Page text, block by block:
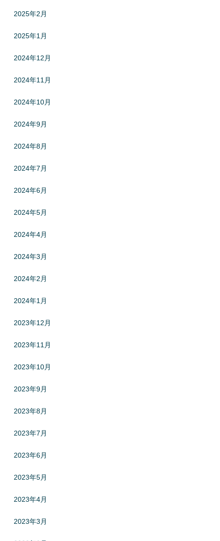
2025年2月
2025年1月
2024年12月
2024年11月
2024年10月
2024年9月
2024年8月
2024年7月
2024年6月
2024年5月
2024年4月
2024年3月
2024年2月
2024年1月
2023年12月
2023年11月
2023年10月
2023年9月
2023年8月
2023年7月
2023年6月
2023年5月
2023年4月
2023年3月